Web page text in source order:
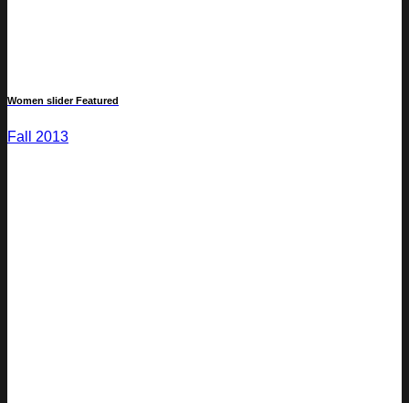
Women slider Featured
Fall 2013